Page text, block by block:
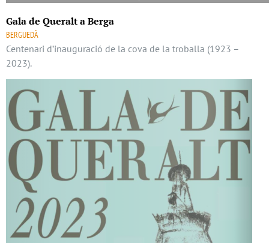
Gala de Queralt a Berga
BERGUEDÀ
Centenari d’inauguració de la cova de la troballa (1923 –
2023).